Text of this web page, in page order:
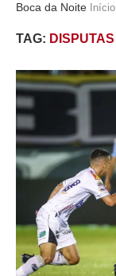
Boca da Noite Início
TAG: DISPUTAS